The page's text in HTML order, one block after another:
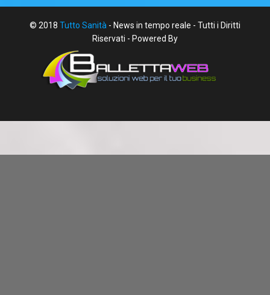
© 2018 Tutto Sanità - News in tempo reale - Tutti i Diritti
Riservati - Powered By